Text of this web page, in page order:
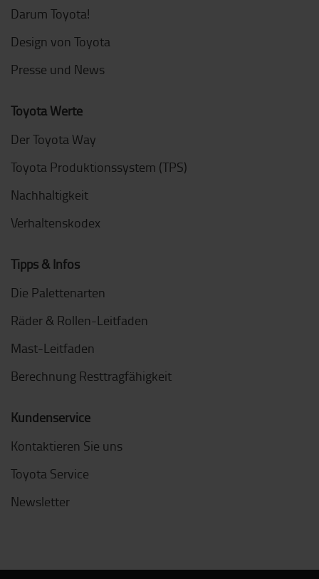
Darum Toyota!
Design von Toyota
Presse und News
Toyota Werte
Der Toyota Way
Toyota Produktionssystem (TPS)
Nachhaltigkeit
Verhaltenskodex
Tipps & Infos
Die Palettenarten
Räder & Rollen-Leitfaden
Mast-Leitfaden
Berechnung Resttragfähigkeit
Kundenservice
Kontaktieren Sie uns
Toyota Service
Newsletter